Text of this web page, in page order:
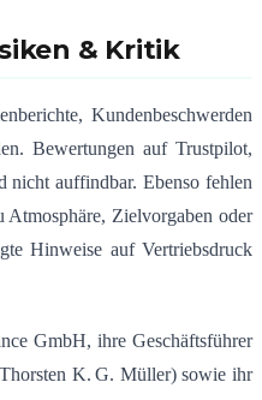
& Kritik
Kundenbeschwerden
Bewertungen auf Trustpilot,
auffindbar. Ebenso fehlen
Atmosphäre, Zielvorgaben oder
Hinweise auf Vertriebsdruck
GmbH, ihre Geschäftsführer
K. G. Müller) sowie ihr